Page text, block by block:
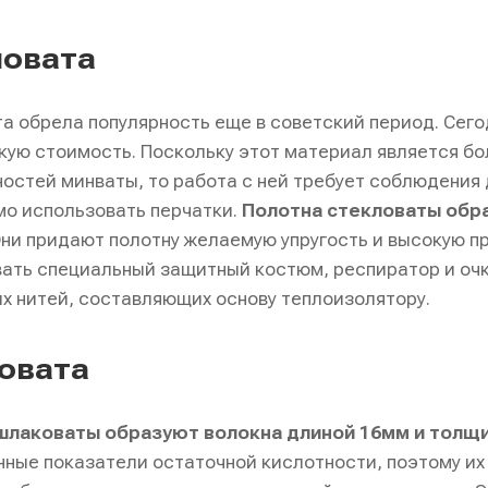
обрела популярность еще в советский период.
стоимость. Поскольку этот материал является
минваты, то работа с ней требует
использовать перчатки. Полотна стекловаты
придают полотну желаемую упругость и высокую
специальный защитный костюм, респиратор и
нитей, составляющих основу теплоизолятору.
образуют волокна длиной 16мм и
показатели остаточной кислотности, поэтому